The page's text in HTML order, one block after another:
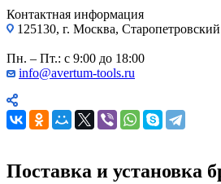
Контактная информация
125130, г. Москва,
Пн. – Пт.: с 9:00 до 18:00
info@avertum-tools.ru
Поставка и установка